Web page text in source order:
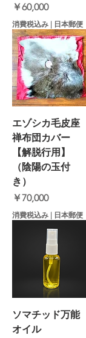
価格
￥60,000
消費税込み | 日本郵便
エゾシカ毛皮座
禅布団カバー
【解脱行用】
（陰陽の玉付
き）
価格
￥70,000
消費税込み | 日本郵便
ソマチッド万能
オイル